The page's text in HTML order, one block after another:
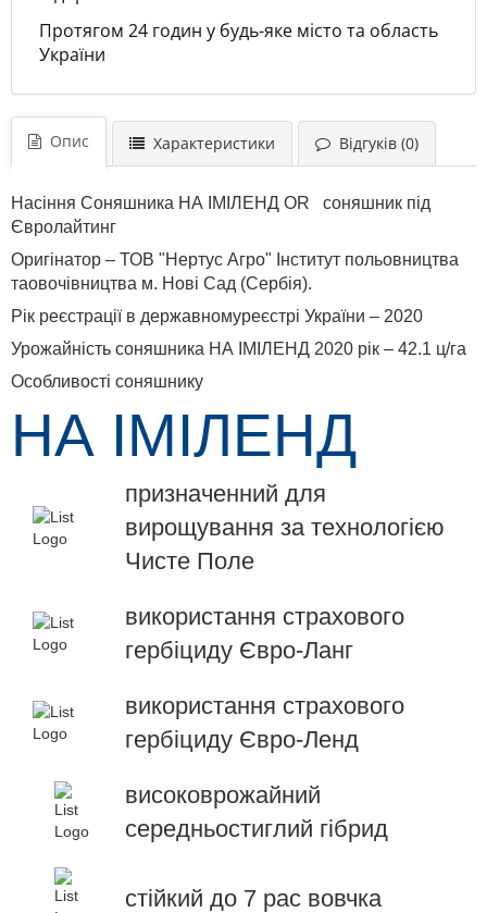
Протягом 24 годин у будь-яке місто та область
України
Опис Характеристики Відгуків (0)
Насіння Соняшника НА ІМІЛЕНД OR соняшник під
Євролайтинг
Оригінатор – ТОВ "Нертус Агро" Інститут польовництва
таовочівництва м. Нові Сад (Сербія).
Рік реєстрації в державномуреєстрі України – 2020
Урожайність соняшника НА ІМІЛЕНД 2020 рік – 42.1 ц/га
Особливості соняшнику
НА ІМІЛЕНД
призначенний для
вирощування за технологією
Чисте Поле
використання страхового
гербіциду Євро-Ланг
використання страхового
гербіциду Євро-Ленд
високоврожайний
середньостиглий гібрид
стійкий до 7 рас вовчка